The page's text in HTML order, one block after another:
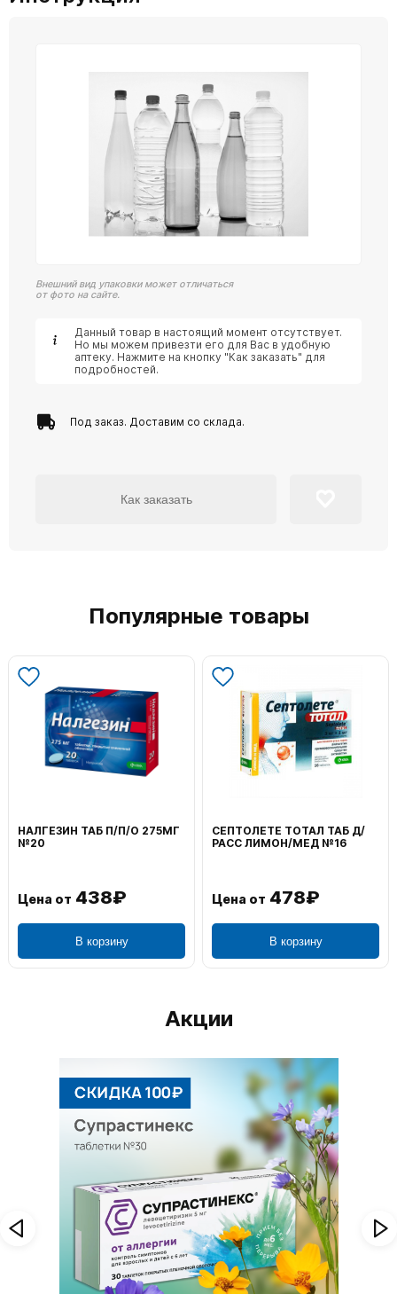
Внешний вид упаковки может отличаться
от фото на сайте.
Данный товар в настоящий момент отсутствует.
Но мы можем привезти его для Вас в удобную
аптеку. Нажмите на кнопку "Как заказать" для
подробностей.
Под заказ. Доставим со склада.
Как заказать
Популярные товары
НАЛГЕЗИН ТАБ П/П/О 275МГ
№20
Цена от 438₽
В корзину
СЕПТОЛЕТЕ ТОТАЛ ТАБ Д/
РАСС ЛИМОН/МЕД №16
Цена от 478₽
В корзину
Акции